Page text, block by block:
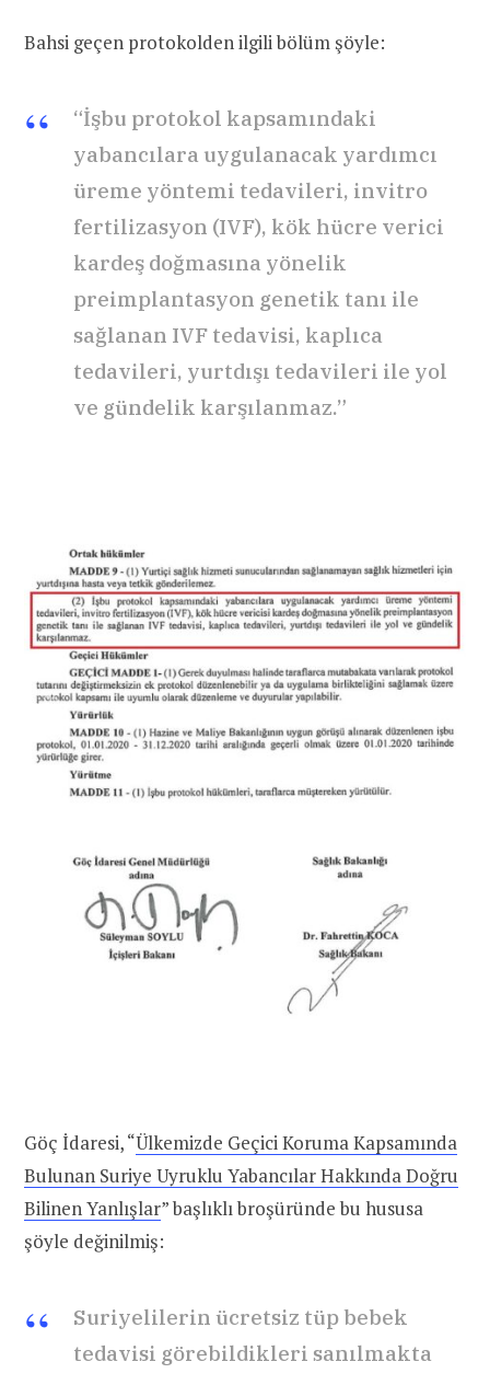
Bahsi geçen protokolden ilgili bölüm şöyle:
“İşbu protokol kapsamındaki
yabancılara uygulanacak yardımcı
üreme yöntemi tedavileri, invitro
fertilizasyon (IVF), kök hücre verici
kardeş doğmasına yönelik
preimplantasyon genetik tanı ile
sağlanan IVF tedavisi, kaplıca
tedavileri, yurtdışı tedavileri ile yol
ve gündelik karşılanmaz.”
Göç İdaresi, “Ülkemizde Geçici Koruma Kapsamında
Bulunan Suriye Uyruklu Yabancılar Hakkında Doğru
Bilinen Yanlışlar” başlıklı broşüründe bu hususa
şöyle değinilmiş:
Suriyelilerin ücretsiz tüp bebek
tedavisi görebildikleri sanılmakta